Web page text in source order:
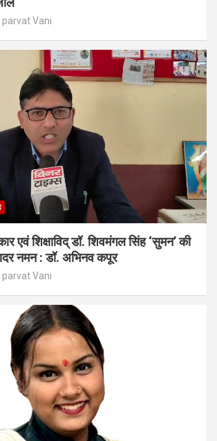
parvat Vani
एवं शिक्षाविद् डॉ. शिवमंगल सिंह ‘सुमन’ की
नमन : डॉ. अभिनव कपूर
parvat Vani